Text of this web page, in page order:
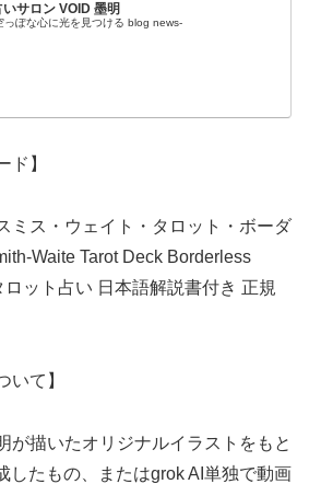
いサロン VOID 墨明
っぽな心に光を見つける blog news-
】
ミス・ウェイト・タロット・ボーダ
Waite Tarot Deck Borderless
ット占い 日本語解説書付き 正規
て】
が描いたオリジナルイラストをもと
したもの、またはgrok AI単独で動画